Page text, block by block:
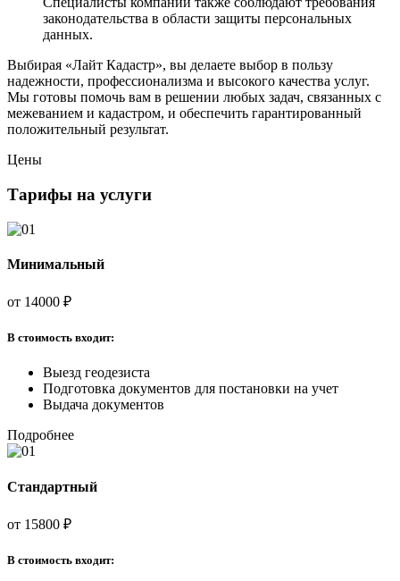
законодательства в области защиты персональных
данных.
Выбирая «Лайт Кадастр», вы делаете выбор в пользу
надежности, профессионализма и высокого качества услуг.
Мы готовы помочь вам в решении любых задач, связанных с
межеванием и кадастром, и обеспечить гарантированный
положительный результат.
Цены
Тарифы на услуги
Минимальный
от 14000 ₽
В стоимость входит:
Выезд геодезиста
Подготовка документов для постановки на учет
Выдача документов
Подробнее
Стандартный
от 15800 ₽
В стоимость входит: